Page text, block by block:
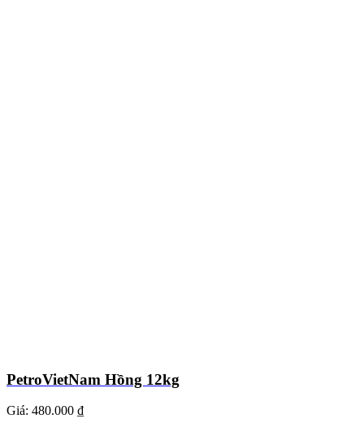
PetroVietNam Hồng 12kg
Giá: 480.000 ₫